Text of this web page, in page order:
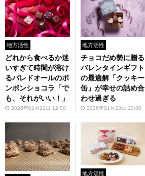
地方活性
どれから食べるか迷
いすぎて時間が溶け
るパレドオールのボ
ンボンショコラ「で
も、それがいい！」
2026年01月22日 12:00
地方活性
チョコだめ勢に贈る
バレンタインギフト
の最適解「クッキー
缶」が幸せの詰め合
わせ過ぎる
2026年01月23日 12:00
地方活性